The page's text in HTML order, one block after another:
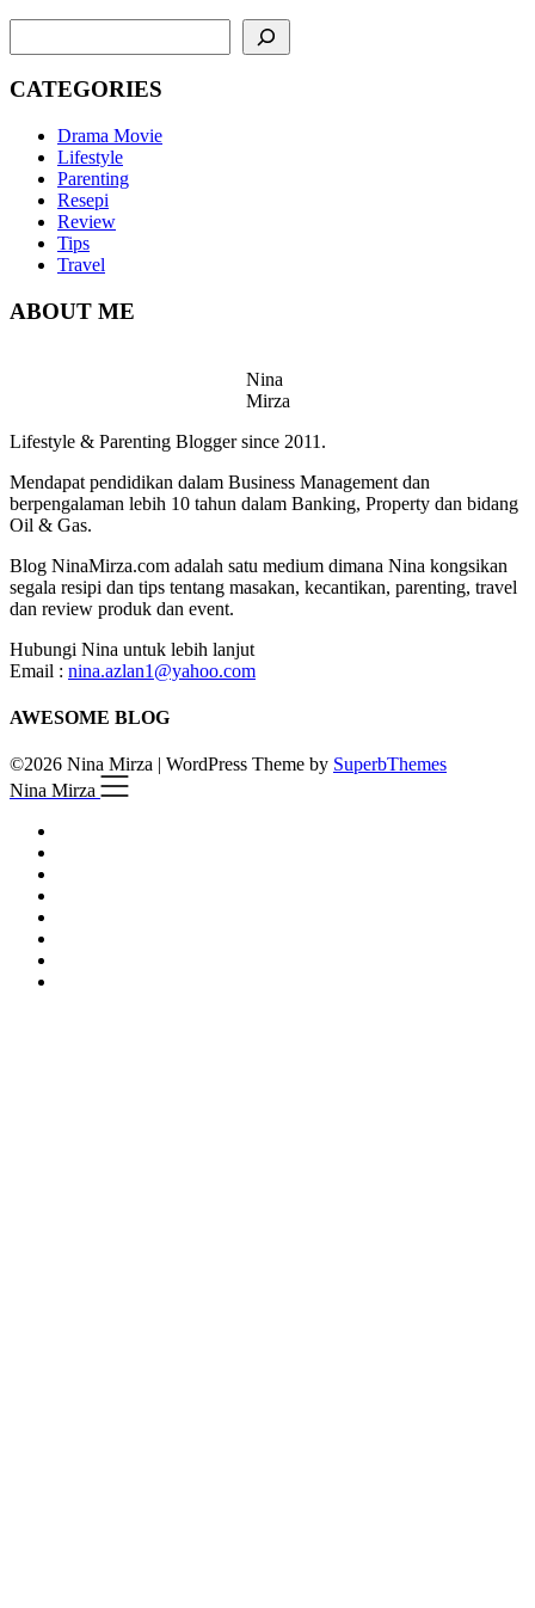
CATEGORIES
Drama Movie
Lifestyle
Parenting
Resepi
Review
Tips
Travel
ABOUT ME
Nina
Mirza
Lifestyle & Parenting Blogger since 2011.
Mendapat pendidikan dalam Business Management dan
berpengalaman lebih 10 tahun dalam Banking, Property dan bidang
Oil & Gas.
Blog NinaMirza.com adalah satu medium dimana Nina kongsikan
segala resipi dan tips tentang masakan, kecantikan, parenting, travel
dan review produk dan event.
Hubungi Nina untuk lebih lanjut
Email : nina.azlan1@yahoo.com
AWESOME BLOG
©2026 Nina Mirza | WordPress Theme by SuperbThemes
Nina Mirza